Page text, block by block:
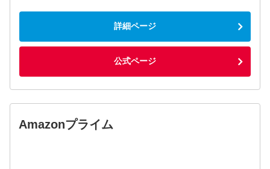
詳細ページ
公式ページ
Amazonプライム